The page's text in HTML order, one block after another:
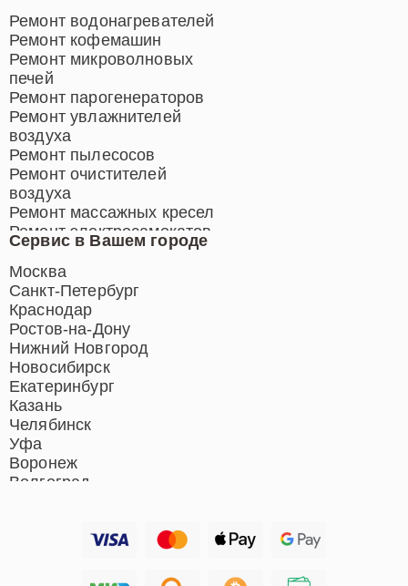
Сервис в Вашем городе
Москва
Санкт-Петербург
Краснодар
Ростов-на-Дону
Нижний Новгород
Новосибирск
Екатеринбург
Казань
Челябинск
Уфа
Воронеж
Волгоград
Ремонт водонагревателей
Ремонт кофемашин
Ремонт микроволновых
печей
Ремонт парогенераторов
Ремонт увлажнителей
воздуха
Ремонт пылесосов
Ремонт очистителей
воздуха
Ремонт массажных кресел
Ремонт электросамокатов
Ремонт индукционных плит
Ремонт роботов-пылесосов
Ремонт гладильных систем
Ремонт отпаривателей
Ремонт вертикальных
пылесосов